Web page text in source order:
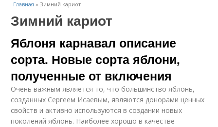
Главная »Зимний кариот
Зимний кариот
Яблоня карнавал описание
сорта. Новые сорта яблони,
полученные от включения
Очень важным является то, что большинство яблонь,
созданных Сергеем Исаевым, являются донорами ценных
свойств и активно используются в создании новых
поколений яблонь. Наиболее хорошо в качестве